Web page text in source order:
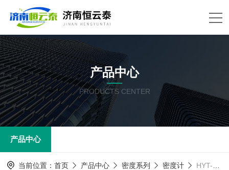
产品中心
PRODUCTS CENTER
产品中心
当前位置： 首页 产品中心 密度系列 密度计 HYT-209活性白土堆积密度计